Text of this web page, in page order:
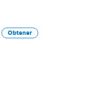
Obtener